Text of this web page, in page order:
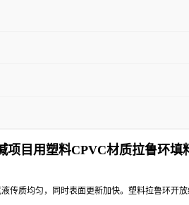
项目用塑料CPVC材质拉鲁环填
质均匀，同时表面更新加快。塑料拉鲁环开